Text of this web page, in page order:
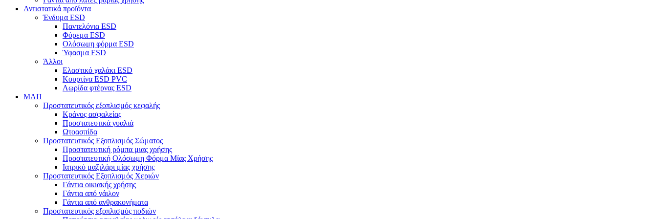
Αντιστατικά προϊόντα
Ένδυμα ESD
Παντελόνια ESD
Φόρεμα ESD
Ολόσωμη φόρμα ESD
Ύφασμα ESD
Άλλοι
Ελαστικό χαλάκι ESD
Κουρτίνα ESD PVC
Λωρίδα φτέρνας ESD
ΜΑΠ
Προστατευτικός εξοπλισμός κεφαλής
Κράνος ασφαλείας
Προστατευτικά γυαλιά
Ωτοασπίδα
Προστατευτικός Εξοπλισμός Σώματος
Προστατευτική ρόμπα μιας χρήσης
Προστατευτική Ολόσωμη Φόρμα Μίας Χρήσης
Ιατρικό μαξιλάρι μίας χρήσης
Προστατευτικός Εξοπλισμός Χεριών
Γάντια οικιακής χρήσης
Γάντια από νάιλον
Γάντια από ανθρακονήματα
Προστατευτικός εξοπλισμός ποδιών